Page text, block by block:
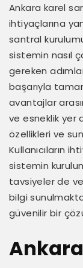
Ankara karel
ihtiyaçlarına
santral
sistemin nasıl
gereken
başarıyla
avantajlar
ve esneklik yer
özellikleri ve
Kullanıcıların
sistemin
tavsiyeler de
bilgi
güvenilir bir